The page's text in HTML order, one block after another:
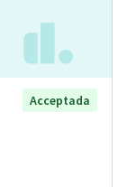
Acceptada